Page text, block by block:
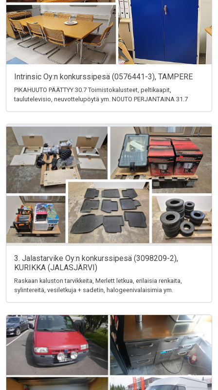
Intrinsic Oy:n konkurssipesä (0576441-3), TAMPERE
PIKAHUUTO PÄÄTTYY 30.7 Toimistokalusteet, peltikaapit,
taulutelevisio, neuvottelupöytä ym. NOUTO PERJANTAINA 31.7
3. Jalastarvike Oy:n konkurssipesä (3098209-2),
KURIKKA (JALASJÄRVI)
Raskaan kaluston tarvikkeita, Merlett letkua, erilaisia renkaita,
sylintereitä, vesiletkuja + sadetin, halogeenivalaisimia ym.